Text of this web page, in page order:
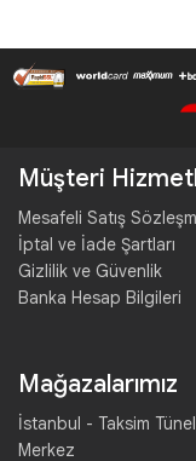
Müşteri
Mesafeli Satış
İptal ve İade Şartları
Gizlilik ve Güvenlik
Banka Hesap Bilgileri
Mağazalarımız
İstanbul - Taksim Tünel
Merkez